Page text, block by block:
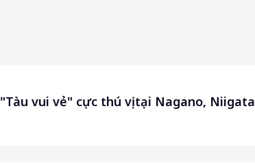
vui vẻ" cực thú vị tại Nagano, Niigata